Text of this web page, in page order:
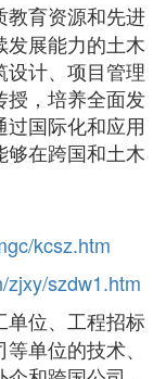
教育资源和先进
发展能力的土木
计、项目管理
授，培养全面发
国际化和应用
在跨国和土木
kcsz.htm
zjxy/szdw1.htm
单位、工程招标
单位的技术、